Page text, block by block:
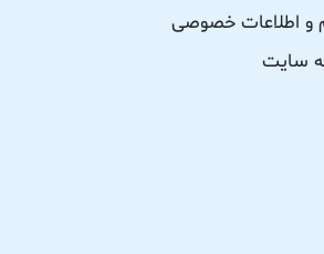
و اطلاعات خصوصی
سایت